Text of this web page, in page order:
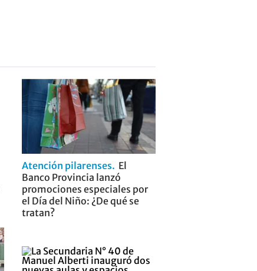
Atención pilarenses
El
Banco Provincia lanzó
promociones especiales por
el Día del Niño: ¿De qué se
tratan?